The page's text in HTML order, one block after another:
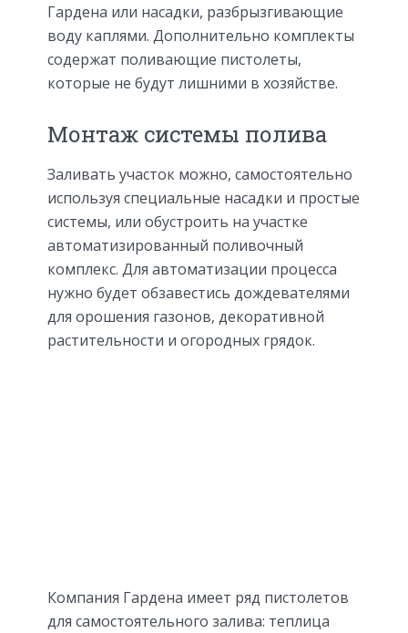
Гардена или насадки, разбрызгивающие
воду каплями. Дополнительно комплекты
содержат поливающие пистолеты,
которые не будут лишними в хозяйстве.
Монтаж системы полива
Заливать участок можно, самостоятельно
используя специальные насадки и простые
системы, или обустроить на участке
автоматизированный поливочный
комплекс. Для автоматизации процесса
нужно будет обзавестись дождевателями
для орошения газонов, декоративной
растительности и огородных грядок.
Компания Гардена имеет ряд пистолетов
для самостоятельного залива: теплица